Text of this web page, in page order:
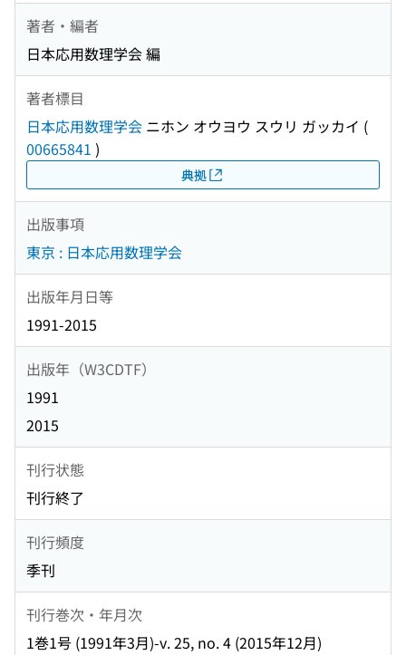
著者・編者
日本応用数理学会 編
著者標目
日本応用数理学会 ニホン オウヨウ スウリ ガッカイ (
00665841 )
典拠
出版事項
東京 : 日本応用数理学会
出版年月日等
1991-2015
出版年（W3CDTF）
1991
2015
刊行状態
刊行終了
刊行頻度
季刊
刊行巻次・年月次
1巻1号 (1991年3月)-v. 25, no. 4 (2015年12月)